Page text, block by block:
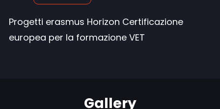
Progetti erasmus Horizon Certificazione
europea per la formazione VET
Gallery